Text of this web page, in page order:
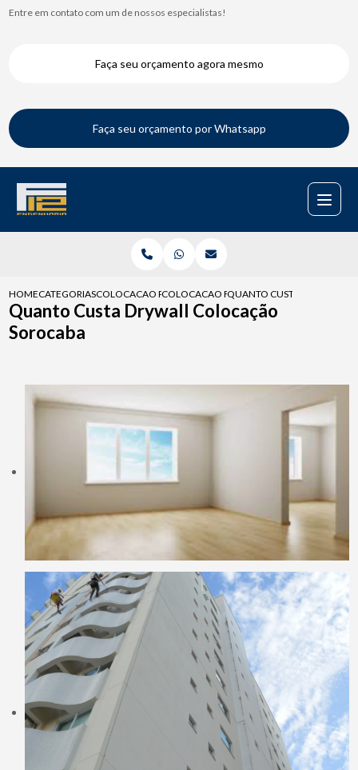
Entre em contato com um de nossos especialistas!
Faça seu orçamento agora mesmo
Faça seu orçamento por Whatsapp
HOMECATEGORIASCOLOCACAO PARA DRYWALLCOLOCACAO FORRO DRYWALL
QUANTO CUSTA DRYWALL
Quanto Custa Drywall Colocação
Sorocaba